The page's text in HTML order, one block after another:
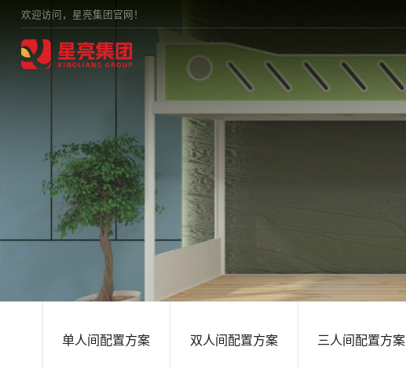
欢迎访问，星亮集团官网！
单人间配置方案 双人间配置方案 三人间配置方案